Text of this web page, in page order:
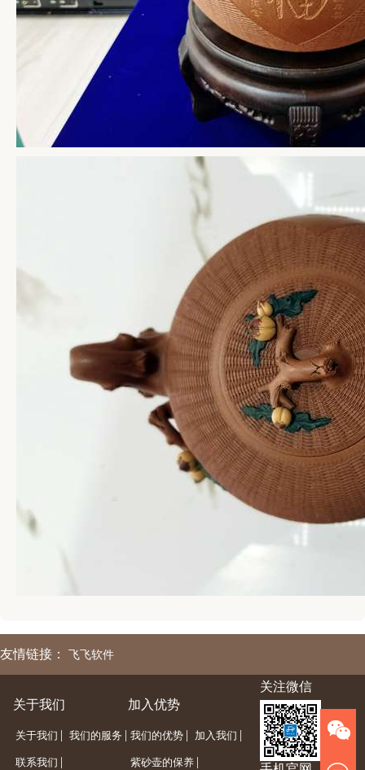
友情链接： 飞飞软件
关于我们
关于我们 | 我们的服务 |
联系我们 |
加入优势
我们的优势 | 加入我们 |
紫砂壶的保养 |
关注微信